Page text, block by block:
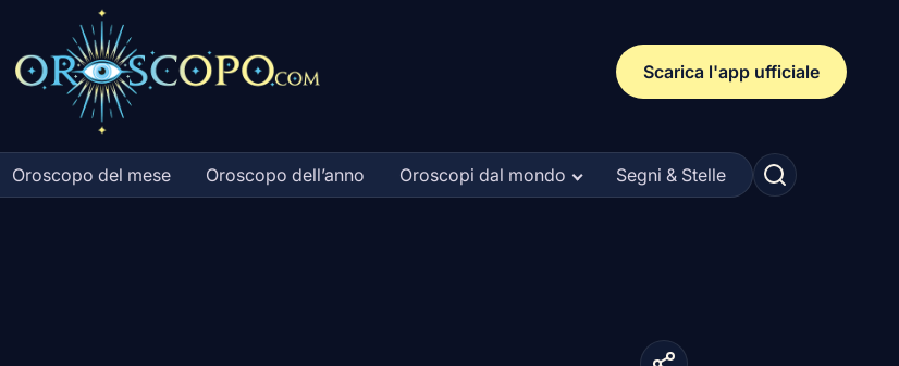
Scarica l'app ufficiale
Oroscopo del mese Oroscopo dell’anno Oroscopi dal mondo Segni & Stelle